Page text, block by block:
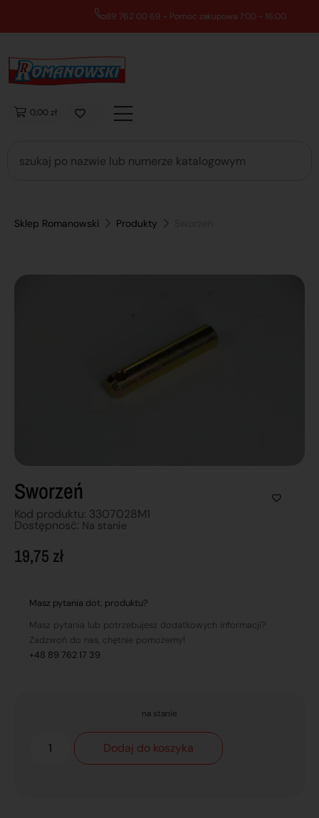
89 762 00 69 - Pomoc zakupowa 7:00 - 16:00
0,00 zł
Sklep Romanowski Produkty
Sworzeń
Kod produktu: 3307028M1
Dostępnosć: Na stanie
19,75 zł
Masz pytania dot. produktu?
Masz pytania lub potrzebujesz dodatkowych informacji?
Zadzwoń do nas, chętnie pomożemy!
+48 89 762 17 39
na stanie
Dodaj do koszyka